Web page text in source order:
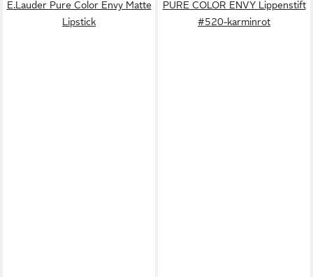
E.Lauder Pure Color Envy Matte
Lipstick
PURE COLOR ENVY Lippenstift
#520-karminrot